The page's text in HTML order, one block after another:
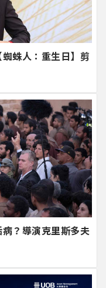
蛛人：重生日】剪
病？導演克里斯多夫